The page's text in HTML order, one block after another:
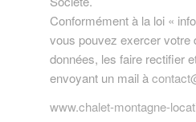
Conformément à la loi «
vous pouvez exercer votre
données, les faire rectifier
envoyant un mail à
www.chalet-montagne-